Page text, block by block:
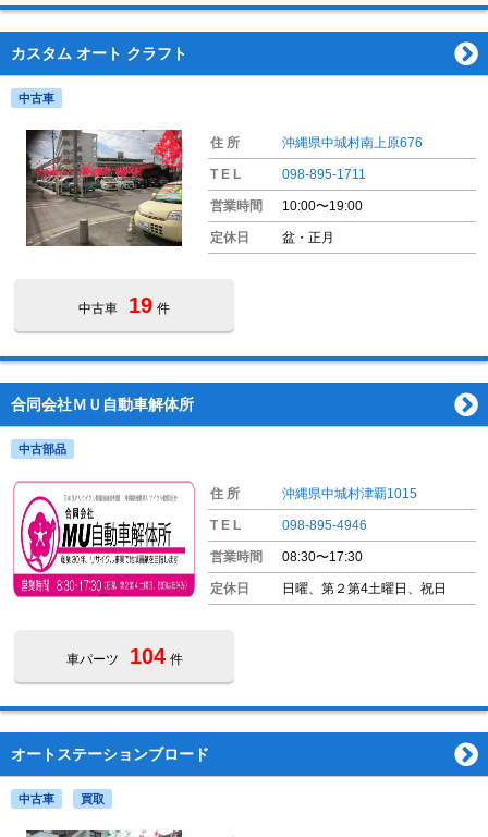
カスタム オート クラフト
中古車
住 所 沖縄県中城村南上原676
T E L 098-895-1711
営業時間 10:00〜19:00
定休日 盆・正月
中古車 19 件
合同会社ＭＵ自動車解体所
中古部品
住 所 沖縄県中城村津覇1015
T E L 098-895-4946
営業時間 08:30〜17:30
定休日 日曜、第２第4土曜日、祝日
車パーツ 104 件
オートステーションブロード
中古車 買取